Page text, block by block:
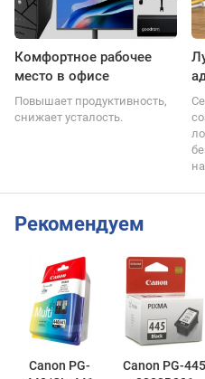
Комфортное рабочее
место в офисе
Повышает продуктивность,
снижает усталость.
Рекомендуем
Canon PG-
Canon PG-445